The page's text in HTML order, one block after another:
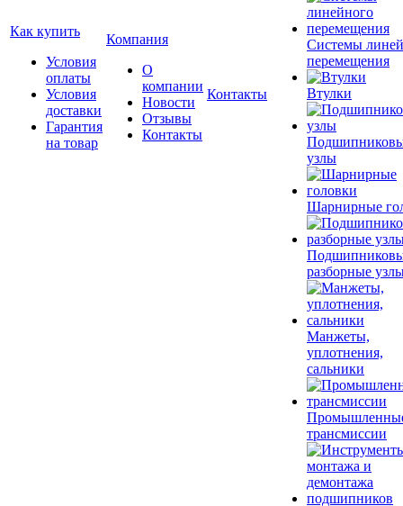
Как купить
Условия
оплаты
Условия
доставки
Гарантия
на товар
Компания
О
компании
Новости
Отзывы
Контакты
Контакты
Системы
перемещения
Втулки
узлы
Шарнирные
разборные
Манжеты,
уплотнения,
сальники
трансмиссии